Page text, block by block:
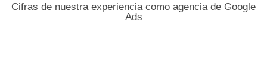
Cifras de nuestra experiencia como agencia de Google
Ads